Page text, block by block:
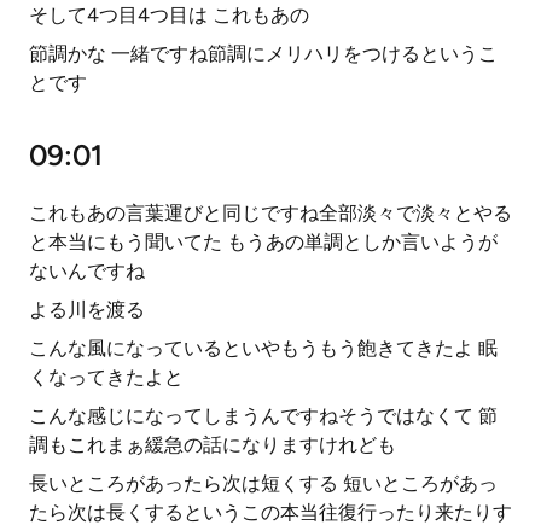
そして4つ目4つ目は これもあの
節調かな 一緒ですね節調にメリハリをつけるというこ
とです
09:01
これもあの言葉運びと同じですね全部淡々で淡々とやる
と本当にもう聞いてた もうあの単調としか言いようが
ないんですね
よる川を渡る
こんな風になっているといやもうもう飽きてきたよ 眠
くなってきたよと
こんな感じになってしまうんですねそうではなくて 節
調もこれまぁ緩急の話になりますけれども
長いところがあったら次は短くする 短いところがあっ
たら次は長くするというこの本当往復行ったり来たりす